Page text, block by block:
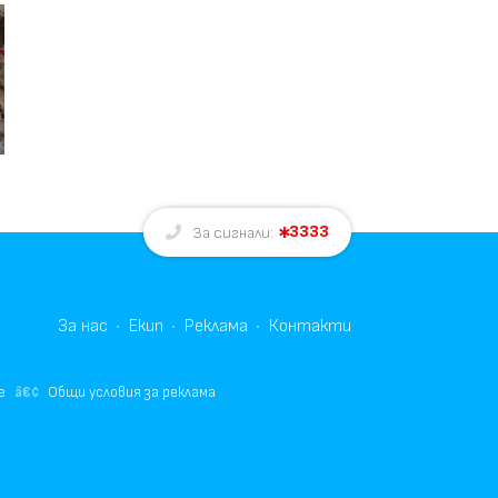
За сигнали: 3333
За нас Екип Реклама Контакти
Общи условия за реклама